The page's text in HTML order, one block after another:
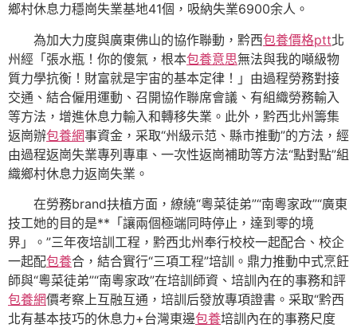
鄉村休息力穩崗失業基地41個，吸納失業6900余人。
為加大力度與廣東佛山的協作聯動，黔西包養價格ptt北
州經「張水瓶！你的傻氣，根本包養意思無法與我的噸級物
質力學抗衡！財富就是宇宙的基本定律！」由過程勞務對接
交通、結合僱用運動、召開協作聯席會議、有組織勞務輸入
等方法，增進休息力輸入和轉移失業。此外，黔西北州籌集
返崗辦包養網事資金，采取“州級示范、縣市推動”的方法，經
由過程返崗失業專列專車、一次性返崗補助等方法“點對點”組
織鄉村休息力返崗失業。
在勞務brand扶植方面，繚繞“粵菜徒弟”“南粵家政”“廣東
技工她的目的是**「讓兩個極端同時停止，達到零的境
界」。”三年夜培訓工程，黔西北州奉行校校一起配合、校企
一起配包養合，結合實行“三項工程”培訓。鼎力推動中式烹飪
師與“粵菜徒弟”“南粵家政”在培訓師資、培訓內在的事務和評
包養網價考察上互融互通，培訓后發放專項證書。采取“黔西
北有基本技巧的休息力+台灣東邊包養培訓內在的事務尺度